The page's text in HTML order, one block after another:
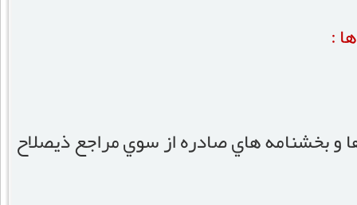
:
و بخشنامه هاي صادره از سوي مراجع ذيصلاح